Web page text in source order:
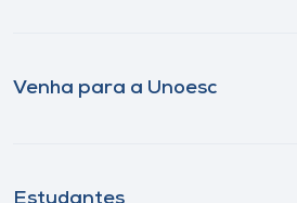
Venha para a Unoesc